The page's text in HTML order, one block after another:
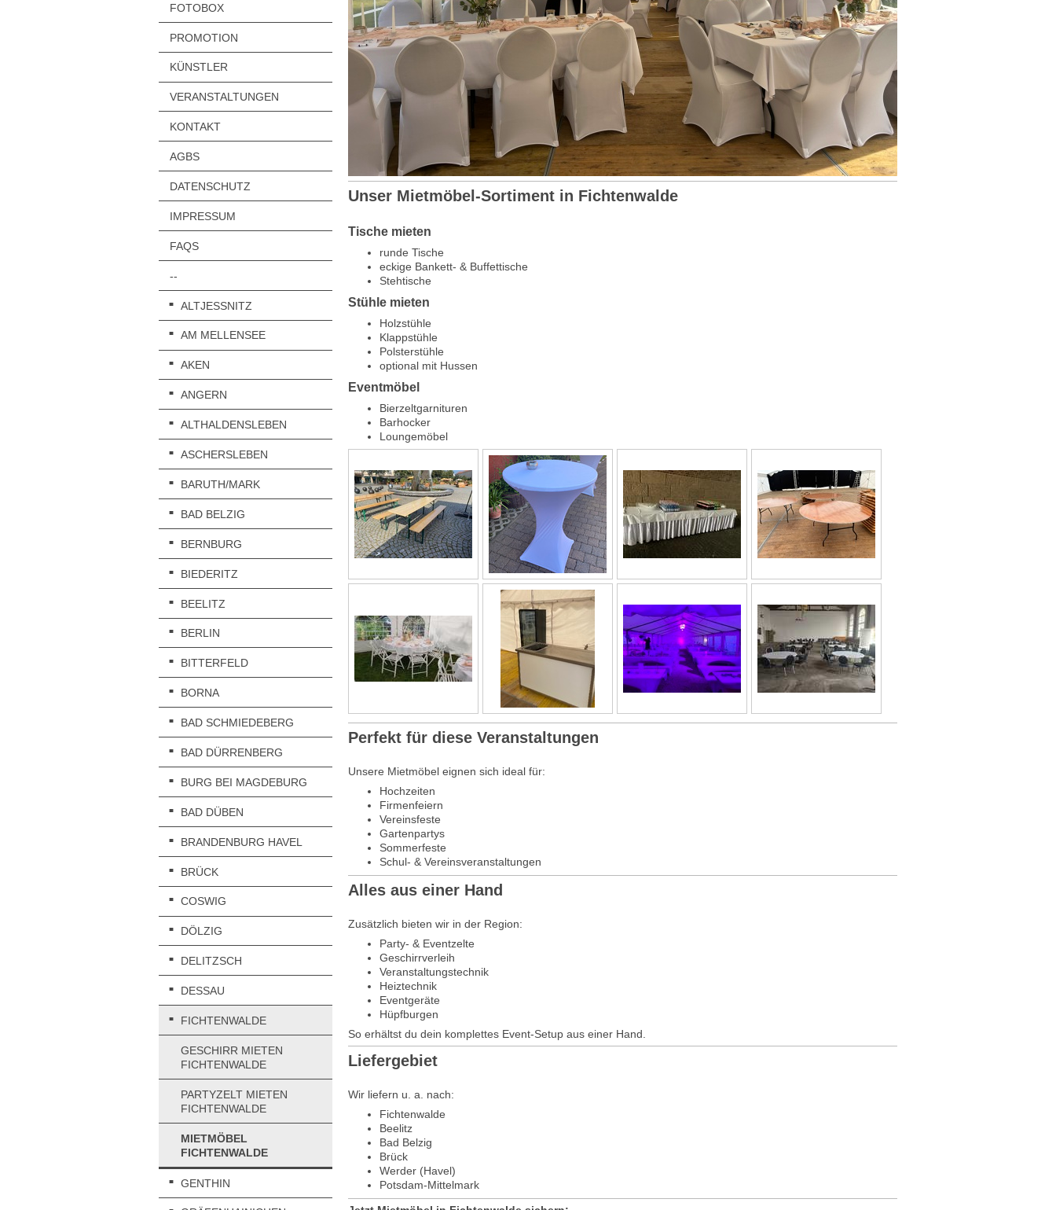
FOTOBOX
PROMOTION
KÜNSTLER
VERANSTALTUNGEN
KONTAKT
AGBS
DATENSCHUTZ
IMPRESSUM
FAQS
--
ALTJESSNITZ
AM MELLENSEE
AKEN
ANGERN
ALTHALDENSLEBEN
ASCHERSLEBEN
BARUTH/MARK
BAD BELZIG
BERNBURG
BIEDERITZ
BEELITZ
BERLIN
BITTERFELD
BORNA
BAD SCHMIEDEBERG
BAD DÜRRENBERG
BURG BEI MAGDEBURG
BAD DÜBEN
BRANDENBURG HAVEL
BRÜCK
COSWIG
DÖLZIG
DELITZSCH
DESSAU
FICHTENWALDE
GESCHIRR MIETEN
FICHTENWALDE
PARTYZELT MIETEN
FICHTENWALDE
MIETMÖBEL
FICHTENWALDE
GENTHIN
Unser Mietmöbel-Sortiment in Fichtenwalde
Tische mieten
runde Tische
eckige Bankett- & Buffettische
Stehtische
Stühle mieten
Holzstühle
Klappstühle
Polsterstühle
optional mit Hussen
Eventmöbel
Bierzeltgarnituren
Barhocker
Loungemöbel
Perfekt für diese Veranstaltungen
Unsere Mietmöbel eignen sich ideal für:
Hochzeiten
Firmenfeiern
Vereinsfeste
Gartenpartys
Sommerfeste
Schul- & Vereinsveranstaltungen
Alles aus einer Hand
Zusätzlich bieten wir in der Region:
Party- & Eventzelte
Geschirrverleih
Veranstaltungstechnik
Heiztechnik
Eventgeräte
Hüpfburgen
So erhältst du dein komplettes Event-Setup aus einer Hand.
Liefergebiet
Wir liefern u. a. nach:
Fichtenwalde
Beelitz
Bad Belzig
Brück
Werder (Havel)
Potsdam-Mittelmark